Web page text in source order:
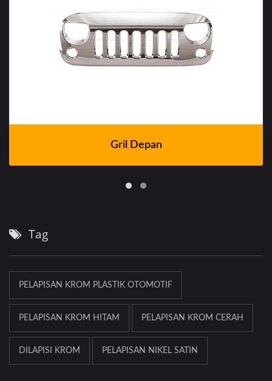
Gril Depan
Tag
PELAPISAN KROM PLASTIK OTOMOTIF
PELAPISAN KROM HITAM PELAPISAN KROM CERAH
DILAPISI KROM PELAPISAN NIKEL SATIN